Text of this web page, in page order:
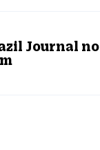
Journal no